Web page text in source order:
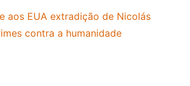
aos EUA extradição de Nicolás
contra a humanidade